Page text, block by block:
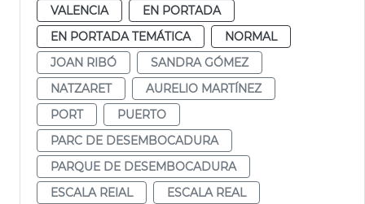
VALENCIA
EN PORTADA
EN PORTADA TEMÁTICA
NORMAL
JOAN RIBÓ
SANDRA GÓMEZ
NATZARET
AURELIO MARTÍNEZ
PORT
PUERTO
PARC DE DESEMBOCADURA
PARQUE DE DESEMBOCADURA
ESCALA REIAL
ESCALA REAL